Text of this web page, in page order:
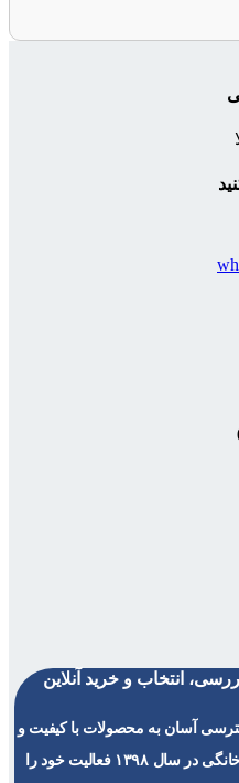
انتخاب و خرید آنلاین
آسان به محصولات با کیفیت و
استاندارد در زمینه محصولات اداری و خانگی در سال ۱۳۹۸ فعالیت خود را